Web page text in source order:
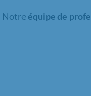
Notreéquipe de